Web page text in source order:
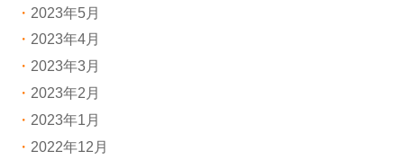
2023年5月
2023年4月
2023年3月
2023年2月
2023年1月
2022年12月